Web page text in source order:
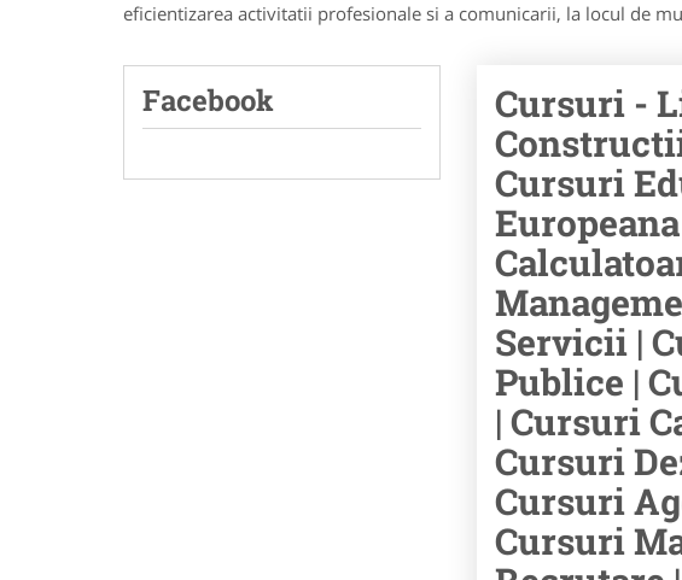
eficientizarea activitatii profesionale si a comunicarii, la locul de
Facebook
Cursuri -
Cursuri
Servicii |
Publice |
| Cursuri
Cursuri
Cursuri
Cursuri